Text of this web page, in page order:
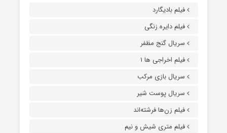
فیلم بادیگارد
فیلم دایره زنگی
سریال گنج مظفر
فیلم اخراجی ها ۱
سریال بازی مرکب
سریال پوست شیر
فیلم زن‌ها فرشته‌اند
فیلم متری شیش و نیم